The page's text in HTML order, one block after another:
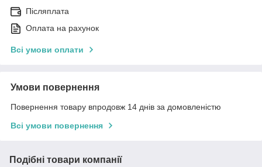
Післяплата
Оплата на рахунок
Всі умови оплати
Умови повернення
Повернення товару впродовж 14 днів за домовленістю
Всі умови повернення
Подібні товари компанії